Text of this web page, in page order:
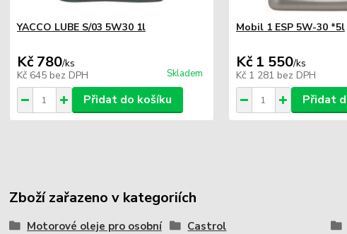
YACCO LUBE S/03 5W30 1l
Kč 780/ks
Kč 645 bez DPH Skladem
Přidat do košíku
Mobil 1 ESP 5W-30 *5l
Kč 1 550/ks
Kč 1 281 bez DPH
Přidat
Zboží zařazeno v kategoriích
Motorové oleje pro osobní
Castrol